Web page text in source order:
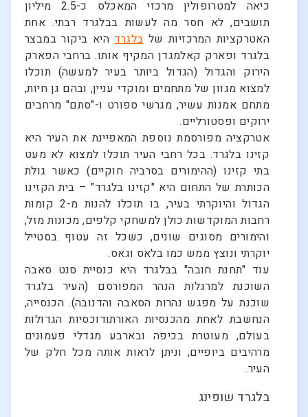
כיאה למטרופולין מרכזי המאכלס כ-2.5 מיליון
תושבים, לא חסר מה לעשות בבלגרד רבתי. אחת
האטרקציות המרכזיות שלבלגרדהיא ביקור במבצר
בלגרד ופארק קאלמגדן המקיף אותו. ברחבי הפארק
הירוק והגדול (הגדול ביותר בעיר למעשה) תוכלו
למצוא מגוון של מתחמים ומוקדי עניין, ובהם גן חיות,
מתחם אמנות עשיר, מגרשי ספורט ו-"סתם" מרחבים
ירוקים ופסטורליים.
אטרקציה מפורסמת נוספת המאפיינת את העיר היא
קזינו בלגרד. בכל רחבי העיר תוכלו למצוא לא מעט
בתי קזינו (ההימורים בסרביה חוקיים) כאשר גולת
הכותרת של התחום היא "קזינו בלגרד" – בית הקזינו
הגדול והיוקרתי בעיר, בו תוכלו להנות מ-2 קומות
רחבות המוקדשות כולן למשחקי קלפים, מכונות מזל,
והימורים מסוגים שונים, כשכל זה עטוף בסטייל
יוקרתי ונוצץ ממש כמו בלאס וגאס.
עוד "תחנת חובה" בבלגרד היא כנסיית סנט סאבה
השוכנת למרגלות הנהר המפורסם (העיר בלגרד
שוכנת על מפגש נהרות הסאבה והדנובה). הכנסייה,
הנחשבת לאחת מהכנסיות האורתודוכסיות הגדולות
בעולם, מעוטרת בכיפה ובארבע מגדלי פעמונים
מרהיבים ביופיים, וניתן לראות אותה מכל חלק של
העיר.
בלגרד שופינג